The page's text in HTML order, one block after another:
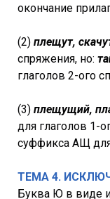
окончание
(2) плещут,
спряжения, но:
глаголов 2-ого
(3) плещущий,
для глаголов 1-
суффикса АЩ для
ТЕМА 4.
Буква Ю в виде